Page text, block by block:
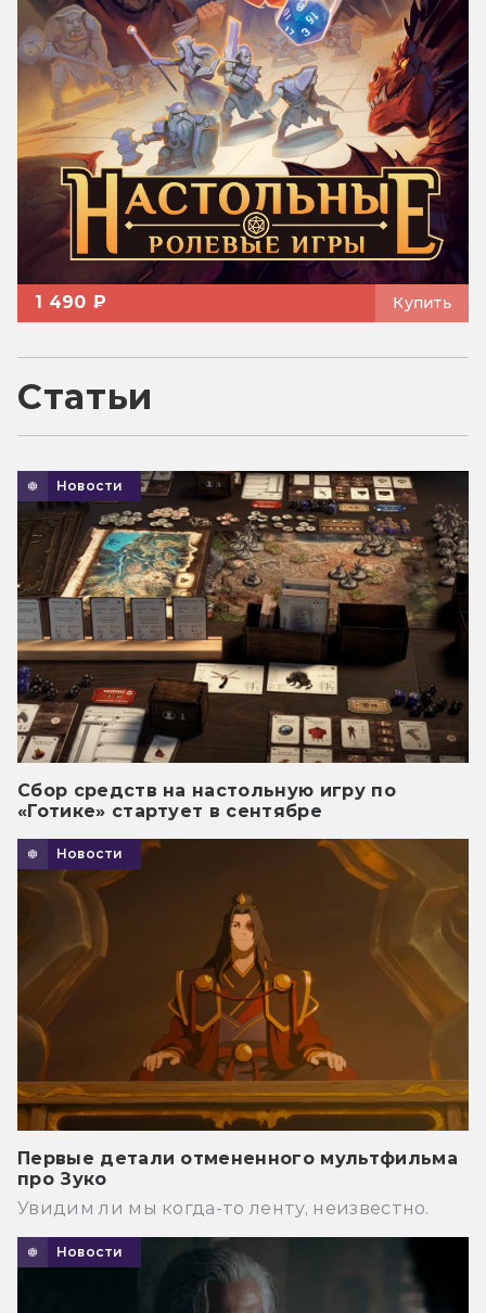
1 490 ₽ Купить
Статьи
Новости
Сбор средств на настольную игру по
«Готике» стартует в сентябре
Новости
Первые детали отмененного мультфильма
про Зуко
Увидим ли мы когда-то ленту, неизвестно.
Новости